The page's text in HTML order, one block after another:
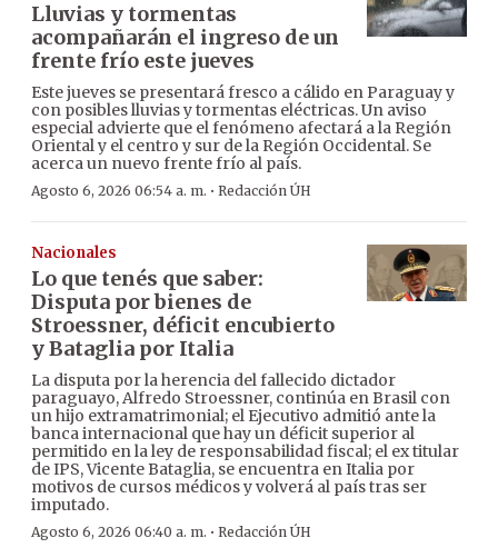
Lluvias y tormentas
acompañarán el ingreso de un
frente frío este jueves
Este jueves se presentará fresco a cálido en Paraguay y
con posibles lluvias y tormentas eléctricas. Un aviso
especial advierte que el fenómeno afectará a la Región
Oriental y el centro y sur de la Región Occidental. Se
acerca un nuevo frente frío al país.
Agosto 6, 2026 06:54 a. m. · Redacción ÚH
Nacionales
Lo que tenés que saber:
Disputa por bienes de
Stroessner, déficit encubierto
y Bataglia por Italia
La disputa por la herencia del fallecido dictador
paraguayo, Alfredo Stroessner, continúa en Brasil con
un hijo extramatrimonial; el Ejecutivo admitió ante la
banca internacional que hay un déficit superior al
permitido en la ley de responsabilidad fiscal; el ex titular
de IPS, Vicente Bataglia, se encuentra en Italia por
motivos de cursos médicos y volverá al país tras ser
imputado.
Agosto 6, 2026 06:40 a. m. · Redacción ÚH